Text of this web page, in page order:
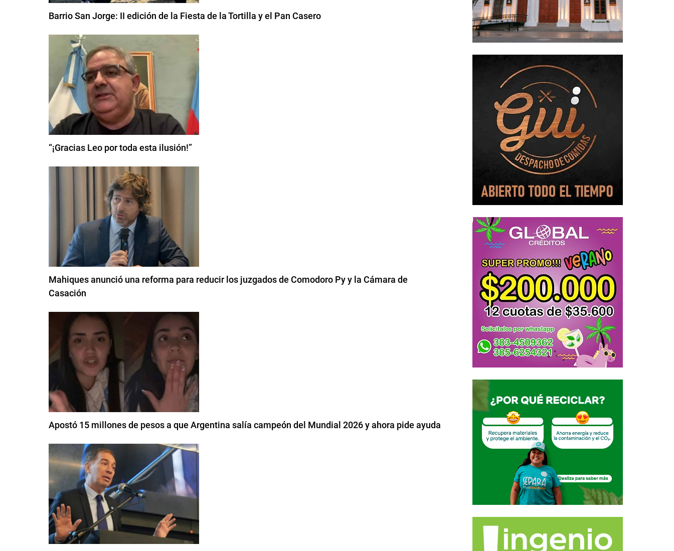
Barrio San Jorge: II edición de la Fiesta de la Tortilla y el Pan Casero
“¡Gracias Leo por toda esta ilusión!”
Mahiques anunció una reforma para reducir los juzgados de Comodoro Py y la Cámara de
Casación
Apostó 15 millones de pesos a que Argentina salía campeón del Mundial 2026 y ahora pide ayuda